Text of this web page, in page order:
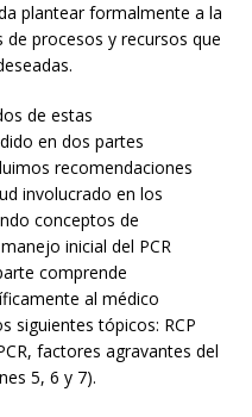
plantear formalmente a la
procesos y recursos que
de estas
en dos partes
recomendaciones
involucrado en los
conceptos de
inicial del PCR
comprende
al médico
siguientes tópicos: RCP
factores agravantes del
5, 6 y 7).